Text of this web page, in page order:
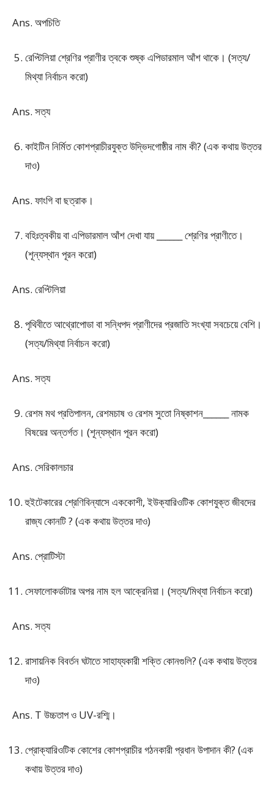
Ans. অপচিতি
রেপ্টিলিয়া শ্রেণির প্রাণীর ত্বকে শুষ্ক এপিডারমাল আঁশ থাকে। (সত্য/
মিথ্যা নির্বাচন করো)
Ans. সত্য
কাইটিন নির্মিত কোশপ্রাচীরযুক্ত উদ্ভিদগোষ্ঠীর নাম কী? (এক কথায় উত্তর
দাও)
Ans. ফাংগি বা ছত্রাক।
বহিঃত্বকীয় বা এপিডারমাল আঁশ দেখা যায় ______ শ্রেণির প্রাণীতে।
(শূন্যস্থান পূরন করো)
Ans. রেপ্টিলিয়া
পৃথিবীতে আথ্রোপোডা বা সন্ধিপদ প্রাণীদের প্রজাতি সংখ্যা সবচেয়ে বেশি।
(সত্য/মিথ্যা নির্বাচন করো)
Ans. সত্য
রেশম মথ প্রতিপালন, রেশমচাষ ও রেশম সুতো নিষ্কাশন______ নামক
বিষয়ের অন্তর্গত। (শূন্যস্থান পূরন করো)
Ans. সেরিকালচার
হুইটেকারের শ্রেণিবিন্যাসে এককোশী, ইউক্যারিওটিক কোশযুক্ত জীবদের
রাজ্য কোনটি ? (এক কথায় উত্তর দাও)
Ans. প্রোটিস্টা
সেফালোকর্ডাটার অপর নাম হল আক্রেনিয়া। (সত্য/মিথ্যা নির্বাচন করো)
Ans. সত্য
রাসায়নিক বিবর্তন ঘটাতে সাহায্যকারী শক্তি কোনগুলি? (এক কথায় উত্তর
দাও)
Ans. T উচ্চতাপ ও UV-রশ্মি।
প্রোক্যারিওটিক কোশের কোশপ্রাচীর গঠনকারী প্রধান উপাদান কী? (এক
কথায় উত্তর দাও)